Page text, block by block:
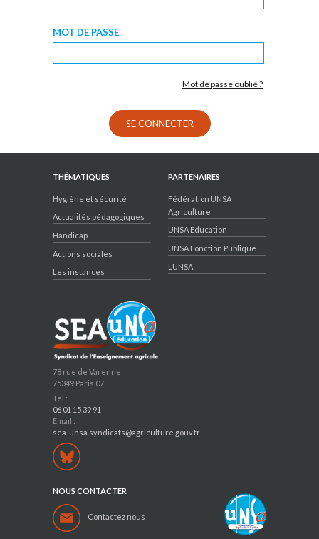
MOT DE PASSE
Mot de passe oublié ?
SE CONNECTER
78 rue de Varenne
75349 Paris 07
Tel :
06 01 15 39 91
Email :
sea-unsa.syndicats@agriculture.gouv.fr
THÉMATIQUES
Hygiène et sécurité
Actualités pédagogiques
Handicap
Actions sociales
Les instances
PARTENAIRES
Fédération UNSA
Agriculture
UNSA Education
UNSA Fonction Publique
L’UNSA
NOUS CONTACTER
Contactez nous